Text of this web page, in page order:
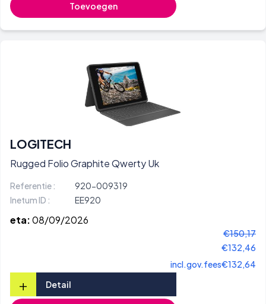
Toevoegen
LOGITECH
Rugged Folio Graphite Qwerty Uk
Referentie :
920-009319
Inetum ID :
EE920
eta:08/09/2026
€150,17
€132,46
incl.gov.fees€132,64
+ Detail